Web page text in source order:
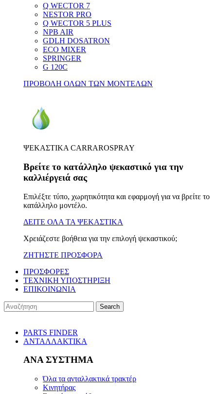
Q WECTOR 7
NESTOR PRO
Q WECTOR 5 PLUS
NPB AIR
GDLH DOSATRON
ECO MIXER
SPRINGER
G 120C
ΠΡΟΒΟΛΗ ΟΛΩΝ ΤΩΝ ΜΟΝΤΕΛΩΝ
ΨΕΚΑΣΤΙΚΑ CARRAROSPRAY
Βρείτε το κατάλληλο ψεκαστικό για την
καλλιέργειά σας
Επιλέξτε τύπο, χωρητικότητα και εφαρμογή για να βρείτε το
κατάλληλο μοντέλο.
ΔΕΙΤΕ ΟΛΑ ΤΑ ΨΕΚΑΣΤΙΚΑ
Χρειάζεστε βοήθεια για την επιλογή ψεκαστικού;
ΖΗΤΗΣΤΕ ΠΡΟΣΦΟΡΑ
ΠΡΟΣΦΟΡΕΣ
ΤΕΧΝΙΚΗ ΥΠΟΣΤΗΡΙΞΗ
ΕΠΙΚΟΙΝΩΝΙΑ
Search
PARTS FINDER
ΑΝΤΑΛΛΑΚΤΙΚΑ
ΑΝΑ ΣΥΣΤΗΜΑ
Όλα τα ανταλλακτικά τρακτέρ
Κινητήρας